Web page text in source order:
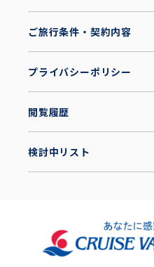
ご旅行条件・契約内容
プライバシーポリシー
閲覧履歴
検討中リスト